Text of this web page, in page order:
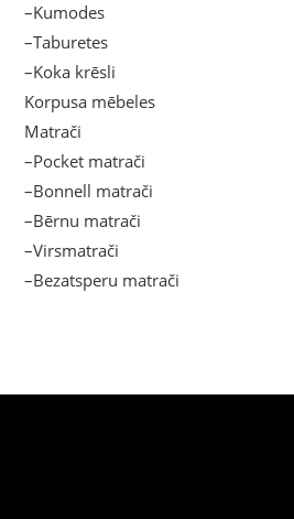
–Kumodes
–Taburetes
–Koka krēsli
Korpusa mēbeles
Matrači
–Pocket matrači
–Bonnell matrači
–Bērnu matrači
–Virsmatrači
–Bezatsperu matrači